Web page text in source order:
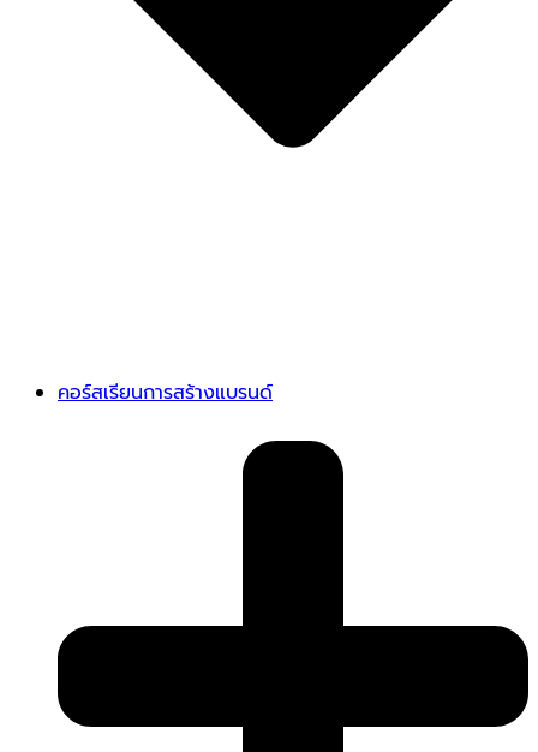
คอร์สเรียนการสร้างแบรนด์